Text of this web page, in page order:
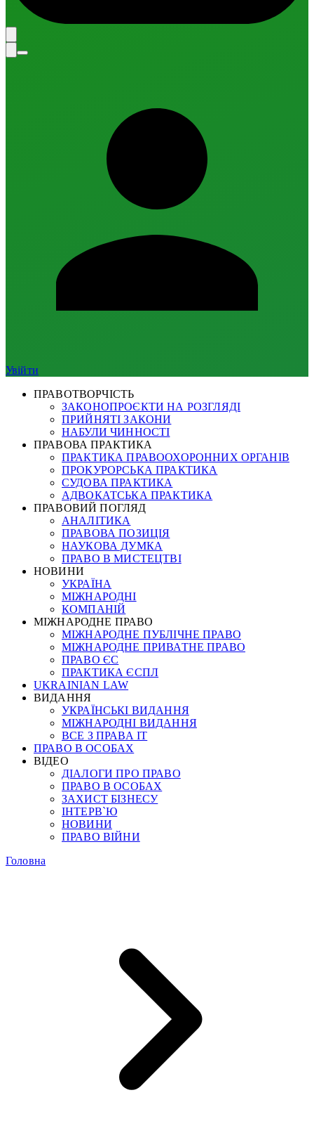
Увійти
ПРАВОТВОРЧІСТЬ
ЗАКОНОПРОЄКТИ НА РОЗГЛЯДІ
ПРИЙНЯТІ ЗАКОНИ
НАБУЛИ ЧИННОСТІ
ПРАВОВА ПРАКТИКА
ПРАКТИКА ПРАВООХОРОННИХ ОРГАНІВ
ПРОКУРОРСЬКА ПРАКТИКА
СУДОВА ПРАКТИКА
АДВОКАТСЬКА ПРАКТИКА
ПРАВОВИЙ ПОГЛЯД
АНАЛІТИКА
ПРАВОВА ПОЗИЦІЯ
НАУКОВА ДУМКА
ПРАВО В МИСТЕЦТВІ
НОВИНИ
УКРАЇНА
МІЖНАРОДНІ
КОМПАНІЙ
МІЖНАРОДНЕ ПРАВО
МІЖНАРОДНЕ ПУБЛІЧНЕ ПРАВО
МІЖНАРОДНЕ ПРИВАТНЕ ПРАВО
ПРАВО ЄС
ПРАКТИКА ЄСПЛ
UKRAINIAN LAW
ВИДАННЯ
УКРАЇНСЬКІ ВИДАННЯ
МІЖНАРОДНІ ВИДАННЯ
ВСЕ З ПРАВА ІТ
ПРАВО В ОСОБАХ
ВІДЕО
ДІАЛОГИ ПРО ПРАВО
ПРАВО В ОСОБАХ
ЗАХИСТ БІЗНЕСУ
ІНТЕРВ`Ю
НОВИНИ
ПРАВО ВІЙНИ
Головна